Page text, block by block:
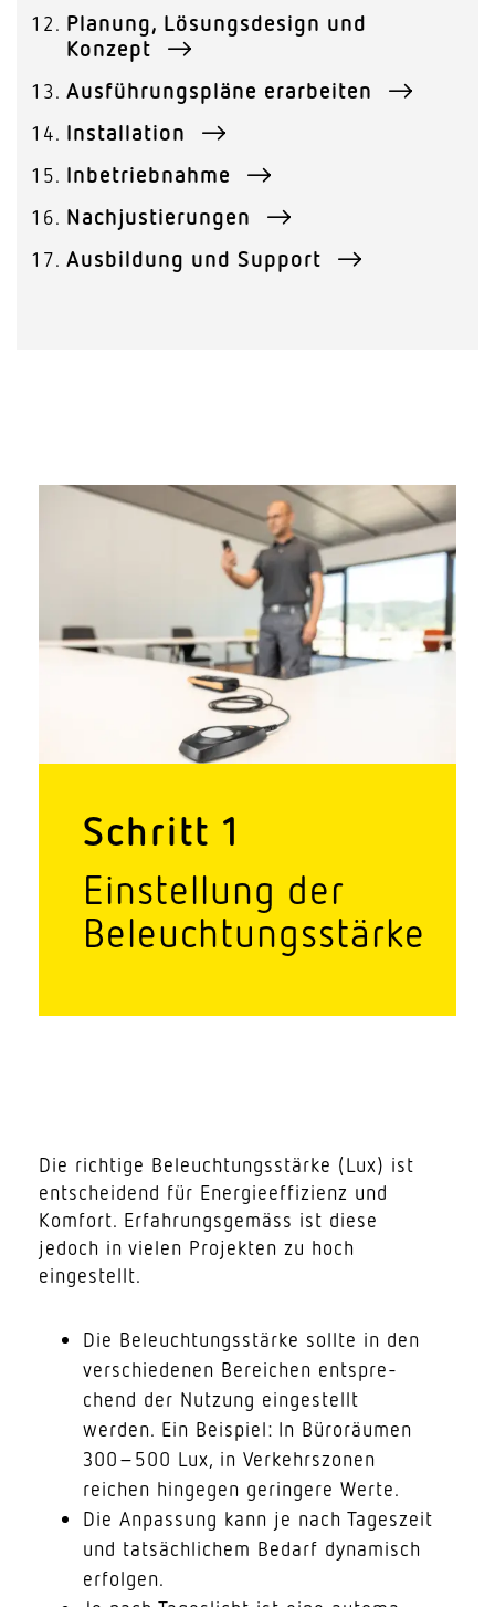
Planung, Lösungsdesign und
Konzept
Ausführungspläne erarbeiten
Installation
Inbetriebnahme
Nachjustierungen
Ausbildung und Support
Schritt 1
Einstellung der
Beleuchtungsstärke
Die richtige Beleuch­tungs­stärke (Lux) ist
entscheidend für Energie­effizienz und
Komfort. Erfah­rungs­gemäss ist diese
jedoch in vielen Projekten zu hoch
eingestellt.
Die Beleuch­tungs­stärke sollte in den
verschie­denen Bereichen entspre­
chend der Nutzung einge­stellt
werden. Ein Beispiel: In Büro­räumen
300–500 Lux, in Verkehrs­zonen
reichen hingegen geringere Werte.
Die Anpassung kann je nach Tageszeit
und tatsäch­lichem Bedarf dyna­misch
erfolgen.